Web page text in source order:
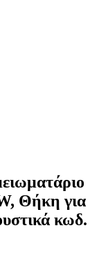
Θήκη για
κωδ.